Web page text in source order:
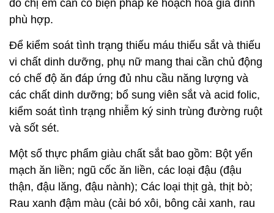
đó chị em cần có biện pháp kế hoạch hoá gia đình
phù hợp.
Để kiểm soát tình trạng thiếu máu thiếu sắt và thiếu
vi chất dinh dưỡng, phụ nữ mang thai cần chủ động
có chế độ ăn đáp ứng đủ nhu cầu năng lượng và
các chất dinh dưỡng; bổ sung viên sắt và acid folic,
kiểm soát tình trạng nhiễm ký sinh trùng đường ruột
và sốt sét.
Một số thực phẩm giàu chất sắt bao gồm: Bột yến
mạch ăn liền; ngũ cốc ăn liền, các loại đậu (đậu
thận, đậu lăng, đậu nành); Các loại thịt gà, thịt bò;
Rau xanh đậm màu (cải bó xôi, bông cải xanh, rau